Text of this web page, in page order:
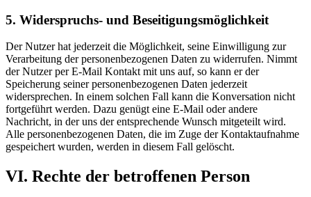
5. Widerspruchs- und Beseitigungsmöglichkeit
Der Nutzer hat jederzeit die Möglichkeit, seine Einwilligung zur
Verarbeitung der personenbezogenen Daten zu widerrufen. Nimmt
der Nutzer per E-Mail Kontakt mit uns auf, so kann er der
Speicherung seiner personenbezogenen Daten jederzeit
widersprechen. In einem solchen Fall kann die Konversation nicht
fortgeführt werden. Dazu genügt eine E-Mail oder andere
Nachricht, in der uns der entsprechende Wunsch mitgeteilt wird.
Alle personenbezogenen Daten, die im Zuge der Kontaktaufnahme
gespeichert wurden, werden in diesem Fall gelöscht.
VI. Rechte der betroffenen Person